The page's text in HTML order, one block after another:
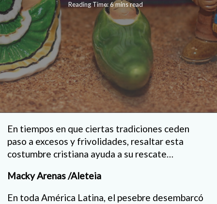
Reading Time: 6 mins read
En tiempos en que ciertas tradiciones ceden
paso a excesos y frivolidades, resaltar esta
costumbre cristiana ayuda a su rescate…
Macky Arenas /Aleteia
En toda América Latina, el pesebre desembarcó